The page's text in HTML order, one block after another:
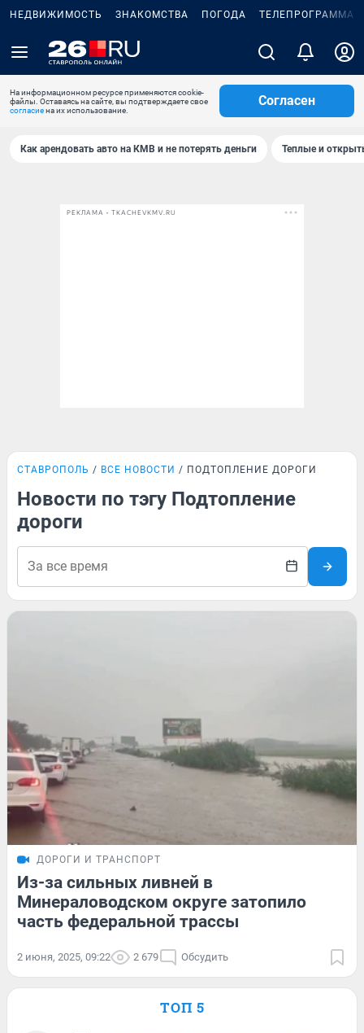
НЕДВИЖИМОСТЬ ЗНАКОМСТВА ПОГОДА ТЕЛЕПРОГРАММА
На информационном ресурсе применяются cookie-
файлы. Оставаясь на сайте, вы подтверждаете свое
согласиена их использование.
Согласен
Как арендовать авто на КМВ и не потерять деньги Теплые и
РЕКЛАМА • TKACHEVKMV.RU
СТАВРОПОЛЬ ВСЕ НОВОСТИ ПОДТОПЛЕНИЕ ДОРОГИ
Новости по тэгу Подтопление
дороги
ДОРОГИ И ТРАНСПОРТ
Из-за сильных ливней в
Минераловодском округе затопило
часть федеральной трассы
2 июня, 2025, 09:22 2 679 Обсудить
ТОП 5